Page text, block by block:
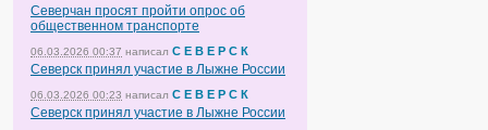
Северчан просят пройти опрос об
общественном транспорте
06.03.2026 00:37 написал С Е В Е Р С К
Северск принял участие в Лыжне России
06.03.2026 00:23 написал С Е В Е Р С К
Северск принял участие в Лыжне России